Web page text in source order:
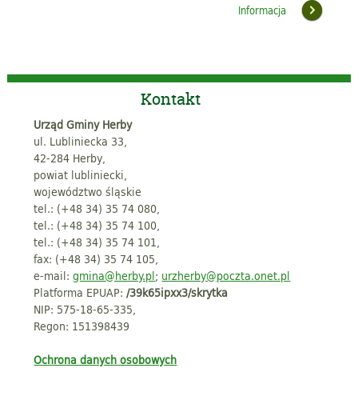
Informacja
Kontakt
Urząd Gminy Herby
ul. Lubliniecka 33,
42-284 Herby,
powiat lubliniecki,
województwo śląskie
tel.: (+48 34) 35 74 080,
tel.: (+48 34) 35 74 100,
tel.: (+48 34) 35 74 101,
fax: (+48 34) 35 74 105,
e-mail:gmina@herby.pl; urzherby@poczta.onet.pl
Platforma EPUAP:/39k65ipxx3/skrytka
NIP: 575-18-65-335,
Regon: 151398439
Ochrona danych osobowych